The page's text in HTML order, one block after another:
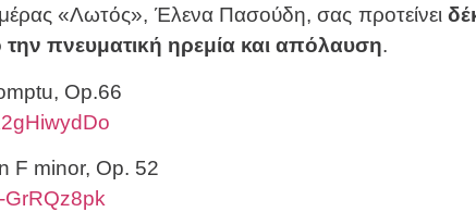
«Λωτός», Έλενα Πασούδη, σας προτείνει
πνευματική ηρεμία και απόλαυση.
Op.66
F minor, Op. 52
GrRQz8pk